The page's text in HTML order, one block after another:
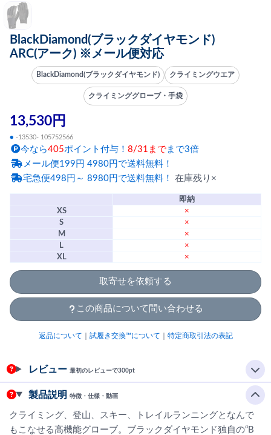
BlackDiamond(ブラックダイヤモンド)
ARC(アーク) ※メール便対応
BlackDiamond(ブラックダイヤモンド) クライミングウエア
クライミンググローブ・手袋
13,530円
● -13530- 105752566
今なら405ポイント付与！ 8/31まで まで3倍
メール便199円 4980円で送料無料！
宅急便498円～ 8980円で送料無料！ 在庫残り×
即納
XS
×
S
×
M
×
L
×
XL
×
取寄せを依頼する
この商品について問い合わせる
返品について 試履き交換™について 特定商取引法の表記
レビュー 最初のレビューで300pt
製品説明 特徴・仕様・動画
クライミング、登山、スキー、トレイルランニングとなんで
もこなせる高機能グローブ。ブラックダイヤモンド独自の“B